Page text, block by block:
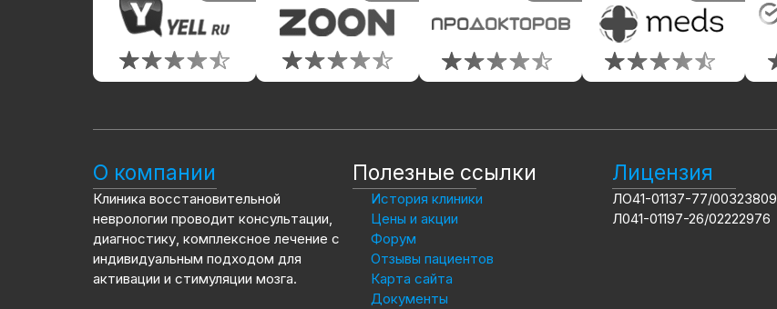
О компании
Клиника восстановительной
неврологии проводит консультации,
диагностику, комплексное лечение с
индивидуальным подходом для
активации и стимуляции мозга.
Полезные ссылки
История клиники
Цены и акции
Форум
Отзывы пациентов
Карта сайта
Документы
Лицензия
ЛО41-01137-77/00323809
Л041-01197-26/02222976